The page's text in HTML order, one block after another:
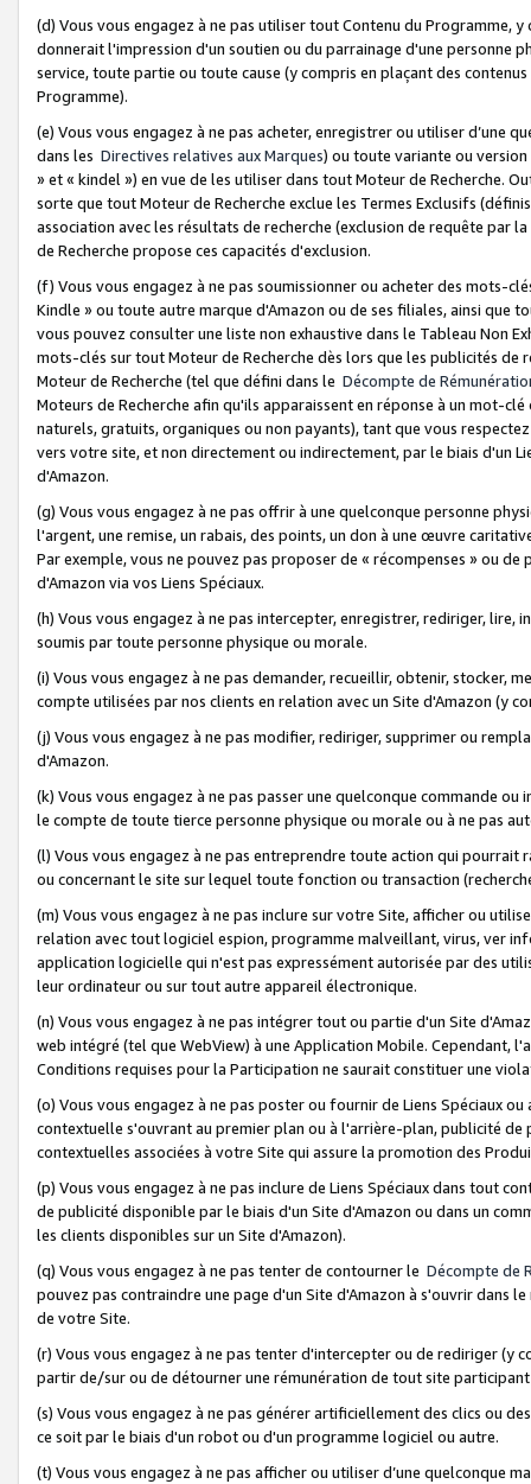
(d) Vous vous engagez à ne pas utiliser tout Contenu du Programme,
donnerait l'impression d'un soutien ou du parrainage d'une personne
service, toute partie ou toute cause (y compris en plaçant des
Programme).
(e) Vous vous engagez à ne pas acheter, enregistrer ou utiliser d’une
dans les Directives relatives aux Marques) ou toute variante ou
» et « kindel ») en vue de les utiliser dans tout Moteur de Recherche.
sorte que tout Moteur de Recherche exclue les Termes Exclusifs
association avec les résultats de recherche (exclusion de requête
de Recherche propose ces capacités d'exclusion.
(f) Vous vous engagez à ne pas soumissionner ou acheter des mots-
Kindle » ou toute autre marque d'Amazon ou de ses filiales, ainsi que
vous pouvez consulter une liste non exhaustive dans le Tableau Non
mots-clés sur tout Moteur de Recherche dès lors que les publicités de
Moteur de Recherche (tel que défini dans le Décompte de
Moteurs de Recherche afin qu'ils apparaissent en réponse à un mot-
naturels, gratuits, organiques ou non payants), tant que vous
vers votre site, et non directement ou indirectement, par le biais d'un
d'Amazon.
(g) Vous vous engagez à ne pas offrir à une quelconque personne
l'argent, une remise, un rabais, des points, un don à une œuvre
Par exemple, vous ne pouvez pas proposer de « récompenses » ou
d'Amazon via vos Liens Spéciaux.
(h) Vous vous engagez à ne pas intercepter, enregistrer, rediriger,
soumis par toute personne physique ou morale.
(i) Vous vous engagez à ne pas demander, recueillir, obtenir, stocker,
compte utilisées par nos clients en relation avec un Site d'Amazon (y
(j) Vous vous engagez à ne pas modifier, rediriger, supprimer ou
d'Amazon.
(k) Vous vous engagez à ne pas passer une quelconque commande
le compte de toute tierce personne physique ou morale ou à ne pas
(l) Vous vous engagez à ne pas entreprendre toute action qui
ou concernant le site sur lequel toute fonction ou transaction
(m) Vous vous engagez à ne pas inclure sur votre Site, afficher ou
relation avec tout logiciel espion, programme malveillant, virus, ver
application logicielle qui n'est pas expressément autorisée par des
leur ordinateur ou sur tout autre appareil électronique.
(n) Vous vous engagez à ne pas intégrer tout ou partie d'un Site
web intégré (tel que WebView) à une Application Mobile. Cependant,
Conditions requises pour la Participation ne saurait constituer une
(o) Vous vous engagez à ne pas poster ou fournir de Liens Spéciaux
contextuelle s'ouvrant au premier plan ou à l'arrière-plan, publicité
contextuelles associées à votre Site qui assure la promotion des
(p) Vous vous engagez à ne pas inclure de Liens Spéciaux dans tout
de publicité disponible par le biais d'un Site d'Amazon ou dans un
les clients disponibles sur un Site d'Amazon).
(q) Vous vous engagez à ne pas tenter de contourner le Décompte de
pouvez pas contraindre une page d'un Site d'Amazon à s'ouvrir dans
de votre Site.
(r) Vous vous engagez à ne pas tenter d'intercepter ou de rediriger
partir de/sur ou de détourner une rémunération de tout site
(s) Vous vous engagez à ne pas générer artificiellement des clics ou
ce soit par le biais d'un robot ou d'un programme logiciel ou autre.
(t) Vous vous engagez à ne pas afficher ou utiliser d’une quelconque